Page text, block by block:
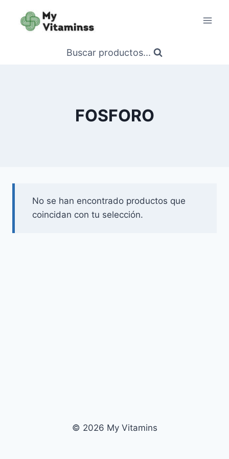
contenido
Buscar productos...
FOSFORO
No se han encontrado productos que
coincidan con tu selección.
© 2026 My Vitamins